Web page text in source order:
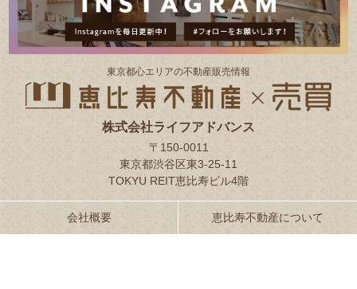
東京都⼼エリアの不動産販売情報
株式会社ライフアドバンス
〒150-0011
東京都渋谷区東3-25-11
TOKYU REIT恵比寿ビル4階
会社概要 恵比寿不動産について